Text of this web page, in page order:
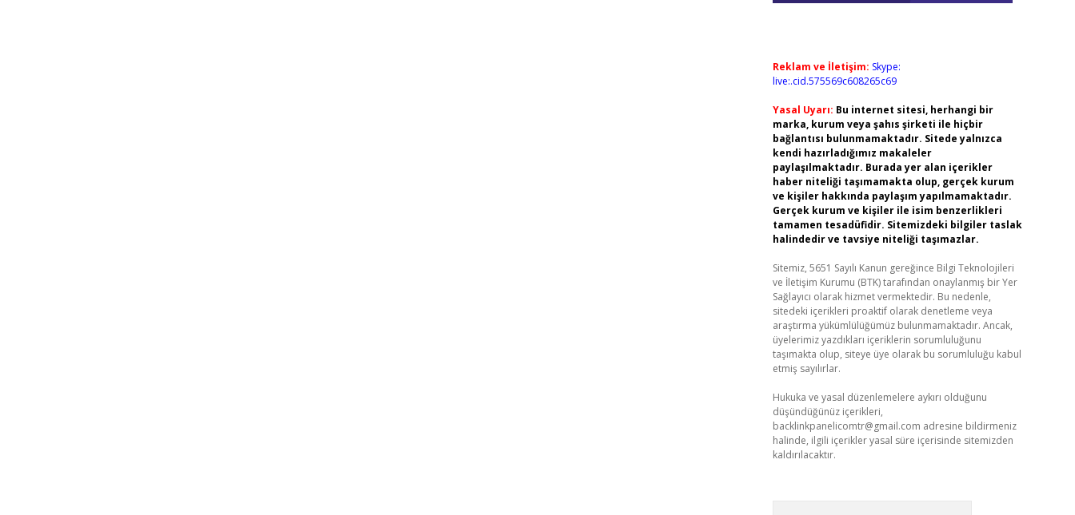
Reklam ve İletişim: Skype:
live:.cid.575569c608265c69
Yasal Uyarı: Bu internet sitesi, herhangi bir
marka, kurum veya şahıs şirketi ile hiçbir
bağlantısı bulunmamaktadır. Sitede yalnızca
kendi hazırladığımız makaleler
paylaşılmaktadır. Burada yer alan içerikler
haber niteliği taşımamakta olup, gerçek kurum
ve kişiler hakkında paylaşım yapılmamaktadır.
Gerçek kurum ve kişiler ile isim benzerlikleri
tamamen tesadüfidir. Sitemizdeki bilgiler taslak
halindedir ve tavsiye niteliği taşımazlar.
Sitemiz, 5651 Sayılı Kanun gereğince Bilgi Teknolojileri
ve İletişim Kurumu (BTK) tarafından onaylanmış bir Yer
Sağlayıcı olarak hizmet vermektedir. Bu nedenle,
sitedeki içerikleri proaktif olarak denetleme veya
araştırma yükümlülüğümüz bulunmamaktadır. Ancak,
üyelerimiz yazdıkları içeriklerin sorumluluğunu
taşımakta olup, siteye üye olarak bu sorumluluğu kabul
etmiş sayılırlar.
Hukuka ve yasal düzenlemelere aykırı olduğunu
düşündüğünüz içerikleri,
backlinkpanelicomtr@gmail.com adresine bildirmeniz
halinde, ilgili içerikler yasal süre içerisinde sitemizden
kaldırılacaktır.